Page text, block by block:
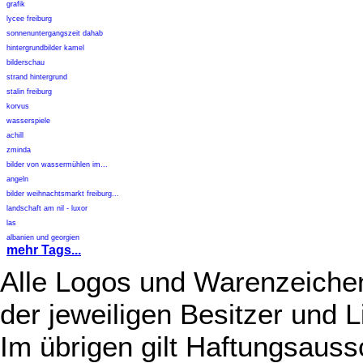
grafik
lycee freiburg
sonnenuntergangszeit dahab
hintergrundbilder kamel
bilderschau
strand hintergrund
stalin freiburg
korvus
wasserspiele
achill
zminda
bilder von wassermühlen im...
angeln
bilder weihnachtsmarkt freiburg...
landschaft am nil - luxor
las
albanien und georgien
mehr Tags...
Alle Logos und
der jeweiligen Besitzer und
Im übrigen gilt